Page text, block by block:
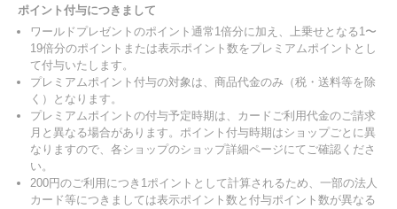
ポイント付与につきまして
ワールドプレゼントのポイント通常1倍分に加え、上乗せとなる1〜
19倍分のポイントまたは表示ポイント数をプレミアムポイントとし
て付与いたします。
プレミアムポイント付与の対象は、商品代金のみ（税・送料等を除
く）となります。
プレミアムポイントの付与予定時期は、カードご利用代金のご請求
月と異なる場合があります。ポイント付与時期はショップごとに異
なりますので、各ショップのショップ詳細ページにてご確認くださ
い。
200円のご利用につき1ポイントとして計算されるため、一部の法人
カード等につきましては表示ポイント数と付与ポイント数が異なる